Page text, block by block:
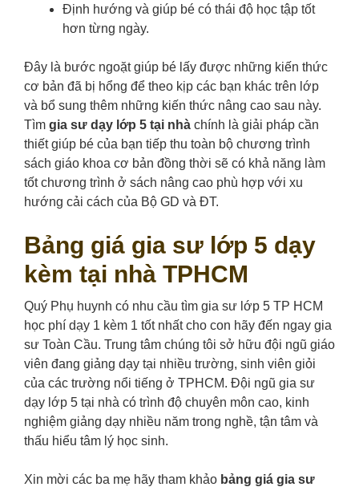
Định hướng và giúp bé có thái độ học tập tốt
hơn từng ngày.
Đây là bước ngoặt giúp bé lấy được những kiến thức
cơ bản đã bị hổng để theo kịp các bạn khác trên lớp
và bổ sung thêm những kiến thức nâng cao sau này.
Tìm gia sư dạy lớp 5 tại nhà chính là giải pháp cần
thiết giúp bé của bạn tiếp thu toàn bộ chương trình
sách giáo khoa cơ bản đồng thời sẽ có khả năng làm
tốt chương trình ở sách nâng cao phù hợp với xu
hướng cải cách của Bộ GD và ĐT.
Bảng giá gia sư lớp 5 dạy
kèm tại nhà TPHCM
Quý Phụ huynh có nhu cầu tìm gia sư lớp 5 TP HCM
học phí dạy 1 kèm 1 tốt nhất cho con hãy đến ngay gia
sư Toàn Cầu. Trung tâm chúng tôi sở hữu đội ngũ giáo
viên đang giảng dạy tại nhiều trường, sinh viên giỏi
của các trường nổi tiếng ở TPHCM. Đội ngũ gia sư
dạy lớp 5 tại nhà có trình độ chuyên môn cao, kinh
nghiệm giảng dạy nhiều năm trong nghề, tận tâm và
thấu hiểu tâm lý học sinh.
Xin mời các ba mẹ hãy tham khảo bảng giá gia sư